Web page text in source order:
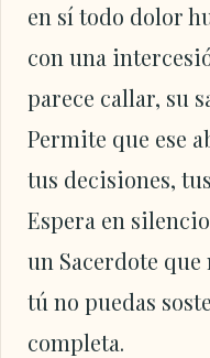
en sí todo dolor
con una
parece callar, su
Permite que ese
tus decisiones,
Espera en
un Sacerdote que
tú no puedas
completa.